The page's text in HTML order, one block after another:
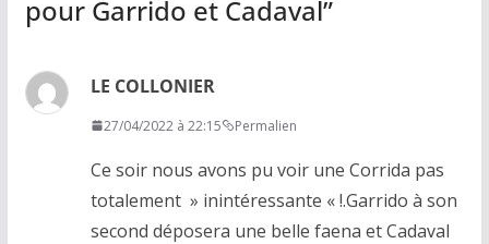
pour Garrido et Cadaval”
LE COLLONIER
27/04/2022 à 22:15 Permalien
Ce soir nous avons pu voir une Corrida pas
totalement » inintéressante « !.Garrido à son
second déposera une belle faena et Cadaval